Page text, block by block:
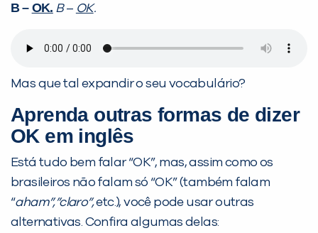
B– OK. B– OK.
Mas que tal expandir o seu vocabulário?
Aprenda outras formas de dizer
OK em inglês
Está tudo bem falar “OK”, mas, assim como os
brasileiros não falam só “OK” (também falam
“aham”,”claro”,etc.), você pode usar outras
alternativas. Confira algumas delas:
já vamos te colocar em contato
Você é aluno inFlux?